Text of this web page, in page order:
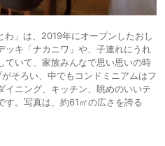
」は、2019年にオープンしたおし
ッキ「ナカニワ」や、子連れにうれ
ていて、家族みんなで思い思いの時
そろい、中でもコンドミニアムはフ
ニング、キッチン、眺めのいいテ
す。写真は、約61㎡の広さを誇る